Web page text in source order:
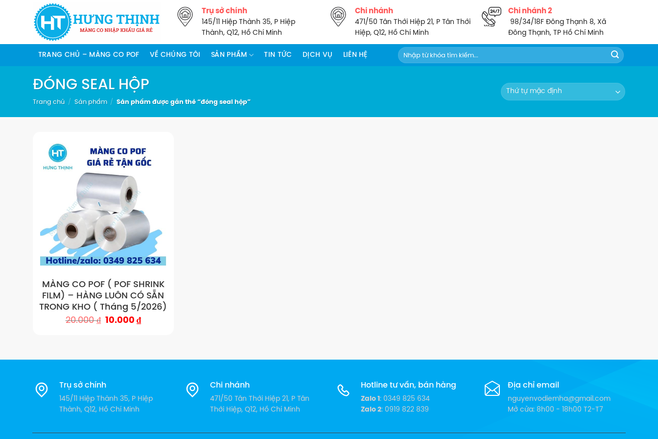
dung
Trụ sở chính
145/11 Hiệp Thành 35, P Hiệp
Thành, Q12, Hồ Chí Minh
Chi nhánh
471/50 Tân Thới Hiệp 21, P Tân Thới
Hiệp, Q12, Hồ Chí Minh
Chi nhánh 2
98/34/18F Đông Thạnh 8, Xã
Đông Thạnh, TP Hồ Chí Minh
TRANG CHỦ – MÀNG CO POF VỀ CHÚNG TÔI SẢN PHẨM TIN TỨC DỊCH VỤ LIÊN HỆ
Tìm
kiếm:
ĐÓNG SEAL HỘP
Trang chủ / Sản phẩm / Sản phẩm được gắn thẻ “đóng seal hộp”
MÀNG CO POF ( POF SHRINK
FILM) – HÀNG LUÔN CÓ SẴN
TRONG KHO ( Tháng 5/2026)
20.000₫ Giá
10.000 ₫Giá
hiện
Trụ sở chính
145/11 Hiệp Thành 35, P Hiệp
Thành, Q12, Hồ Chí Minh
Chi nhánh
471/50 Tân Thới Hiệp 21, P Tân
Thới Hiệp, Q12, Hồ Chí Minh
Hotline tư vấn, bán hàng
Zalo 1 : 0349 825 634
Zalo 2: 0919 822 839
Địa chỉ email
nguyenvodiemha@gmail.com
Mở cửa: 8h00 - 18h00 T2-T7